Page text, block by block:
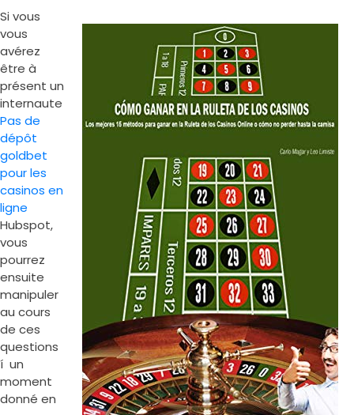
Si vous
vous
avérez
être à
présent un
internaute
Pas de
dépôt
goldbet
pour les
casinos en
ligne
Hubspot,
vous
pourrez
ensuite
manipuler
au cours
de ces
questions
í un
moment
donné en